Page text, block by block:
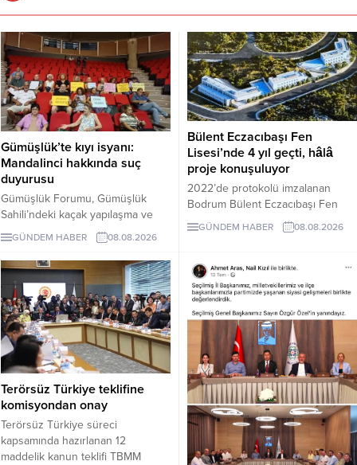
Gümüşlük’te kıyı isyanı:
Mandalinci hakkında suç
duyurusu
Gümüşlük Forumu, Gümüşlük
Sahili’ndeki kaçak yapılaşma ve
Çayıraltı Halk Plajı’ndaki işgal
iddiaları nedeniyle Bodrum
Belediye Başkanı Tamer
Mandalinci hakkında suç
duyurusunda bulundu.
GÜNDEM HABER 08.08.2026
Bülent Eczacıbaşı Fen
Lisesi’nde 4 yıl geçti, hâlâ
proje konuşuluyor
2022’de protokolü imzalanan
Bodrum Bülent Eczacıbaşı Fen
Lisesi için dört yıl sonra hâlâ proje
süreci görüşülüyor. Okulun ne
kabul edeceği belirsiz.
GÜNDEM HABER 08.08.2026
Terörsüz Türkiye teklifine
komisyondan onay
Terörsüz Türkiye süreci
kapsamında hazırlanan 12
maddelik kanun teklifi TBMM